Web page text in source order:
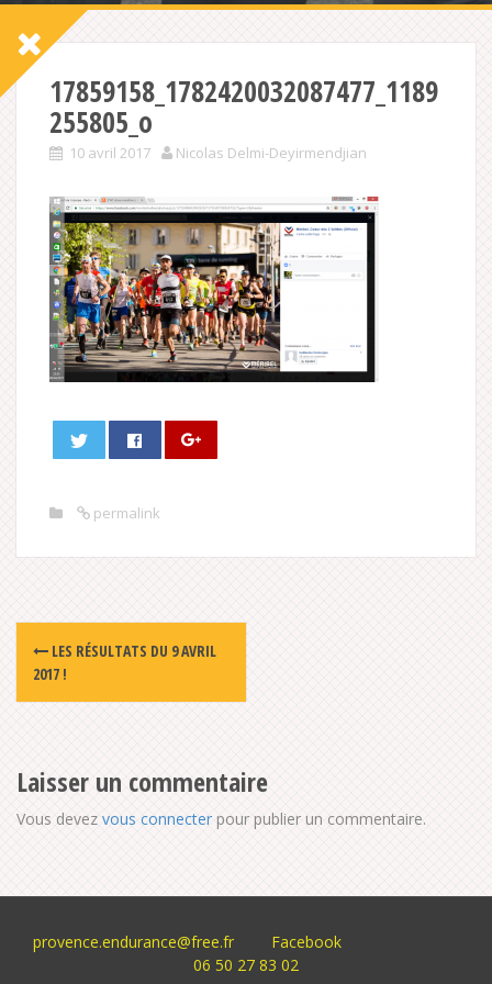
17859158_1782420032087477_1189
255805_o
10 avril 2017 Nicolas Delmi-Deyirmendjian
permalink
Post
navigation
LES RÉSULTATS DU 9 AVRIL
2017 !
Laisser un commentaire
Vous devez vous connecter pour publier un commentaire.
provence.endurance@free.fr
Facebook
06 50 27 83 02